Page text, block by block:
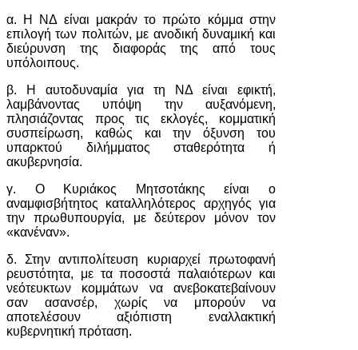
α. Η ΝΔ είναι μακράν το πρώτο κόμμα στην
επιλογή των πολιτών, με ανοδική δυναμική και
διεύρυνση της διαφοράς της από τους
υπόλοιπους.
β. Η αυτοδυναμία για τη ΝΔ είναι εφικτή,
λαμβάνοντας υπόψη την αυξανόμενη,
πλησιάζοντας προς τις εκλογές, κομματική
συσπείρωση, καθώς και την όξυνση του
υπαρκτού διλήμματος σταθερότητα ή
ακυβερνησία.
γ. Ο Κυριάκος Μητσοτάκης είναι ο
αναμφισβήτητος καταλληλότερος αρχηγός για
την πρωθυπουργία, με δεύτερον μόνον τον
«κανέναν».
δ. Στην αντιπολίτευση κυριαρχεί πρωτοφανή
ρευστότητα, με τα ποσοστά παλαιότερων και
νεότευκτων κομμάτων να ανεβοκατεβαίνουν
σαν ασανσέρ, χωρίς να μπορούν να
αποτελέσουν αξιόπιστη εναλλακτική
κυβερνητική πρόταση.